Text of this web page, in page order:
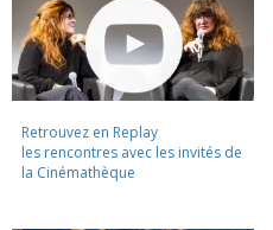
Retrouvez en Replay
les rencontres avec les invités de
la Cinémathèque